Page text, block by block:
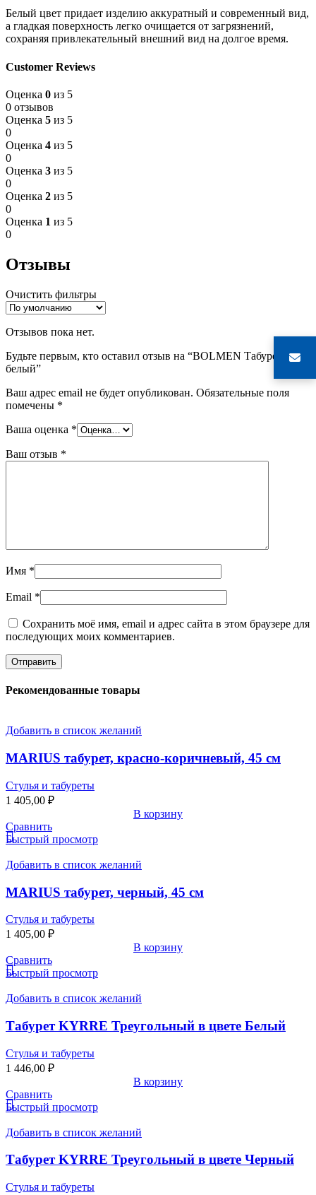
Белый цвет придает изделию аккуратный и современный вид,
а гладкая поверхность легко очищается от загрязнений,
сохраняя привлекательный внешний вид на долгое время.
Customer Reviews
Оценка 0 из 5
0 отзывов
Оценка 5 из 5
0
Оценка 4 из 5
0
Оценка 3 из 5
0
Оценка 2 из 5
0
Оценка 1 из 5
0
Отзывы
Очистить фильтры
Отзывов пока нет.
Будьте первым, кто оставил отзыв на “BOLMEN Табурет,
белый”
Ваш адрес email не будет опубликован. Обязательные поля
помечены *
Ваша оценка *
Ваш отзыв *
Имя *
Email *
Сохранить моё имя, email и адрес сайта в этом браузере для
последующих моих комментариев.
Рекомендованные товары
Добавить в список желаний
MARIUS табурет, красно-коричневый, 45 см
Стулья и табуреты
1 405,00 ₽
В корзину
Сравнить
Быстрый просмотр
Добавить в список желаний
MARIUS табурет, черный, 45 см
Стулья и табуреты
1 405,00 ₽
В корзину
Сравнить
Быстрый просмотр
Добавить в список желаний
Табурет KYRRE Треугольный в цвете Белый
Стулья и табуреты
1 446,00 ₽
В корзину
Сравнить
Быстрый просмотр
Добавить в список желаний
Табурет KYRRE Треугольный в цвете Черный
Стулья и табуреты